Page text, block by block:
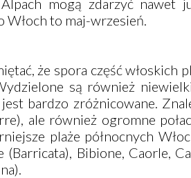
mogą zdarzyć nawet
Włoch to maj-wrzesień.
że spora część włoskich
są również
bardzo zróżnicowane.
ale również ogromne
plaże północnych
(Barricata), Bibione, Caorle,